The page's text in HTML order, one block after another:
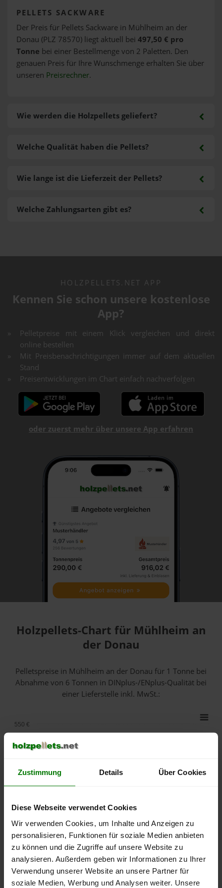
Zustimmung Details Über Cookies
Diese Webseite verwendet Cookies
Wir verwenden Cookies, um Inhalte und Anzeigen zu
personalisieren, Funktionen für soziale Medien anbieten
zu können und die Zugriffe auf unsere Website zu
analysieren. Außerdem geben wir Informationen zu Ihrer
Verwendung unserer Website an unsere Partner für
soziale Medien, Werbung und Analysen weiter. Unsere
PELLETS SACKWARE
Der Preis für Pellets Sackware in Mühlheim an der
Donau (PLZ 78570) liegt aktuell bei 497,50 € pro
Tonne bei einer Bestellmenge von 2 Paletten. Den
genauen Preis für Ihre Wunschmenge erhalten Sie über
unseren Preisrechner.
Wie werden die Holzpellets geliefert?
Welche Zahlungsarten gibt es?
Welche Qualität haben die Pellets?
Wie lange ist die Lieferzeit der Pellets?
HOLZPELLETS.NET APP
Kennen Sie schon unsere kostenlose
App?
Pelletpreise mit einem Klick vergleichen und direkt
online bestellen
Mit Preisbenachrichtigungen immer auf dem aktuellen
Stand
Preisentwicklungen im Chart einfach nachverfolgen
oder zuerst mehr über unsere App erfahren
Holzpellets-Chart für Mühlheim an
der Donau
Pelletspreise in Mühlheim an der Donau für 1 Tonne bei
Abnahmevon 6 Tonnen in DINplus-/ENplus-Qualität bei
einer Lieferstelle inkl. MwSt.:
September
2025
Januar
2026
Mai
2026
250 €
300 €
450 €
500 €
550 €